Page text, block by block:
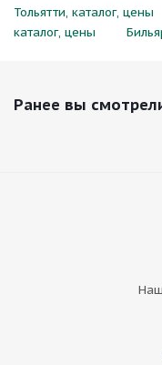
Тольятти, каталог, цены
каталог, цены
Ранее вы